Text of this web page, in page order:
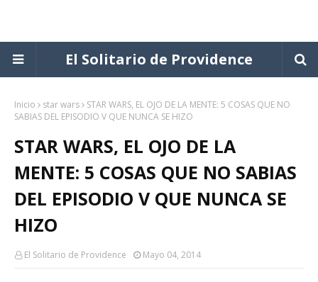
El Solitario de Providence
Inicio star wars
STAR WARS, EL OJO DE LA MENTE: 5 COSAS QUE NO
SABIAS DEL EPISODIO V QUE NUNCA SE HIZO
STAR WARS, EL OJO DE LA
MENTE: 5 COSAS QUE NO SABIAS
DEL EPISODIO V QUE NUNCA SE
HIZO
El Solitario de Providence Mayo 04, 2014